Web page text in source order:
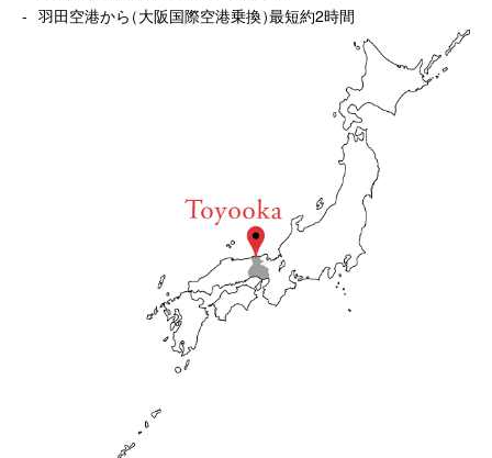
羽田空港から（大阪国際空港乗換）最短約2時間